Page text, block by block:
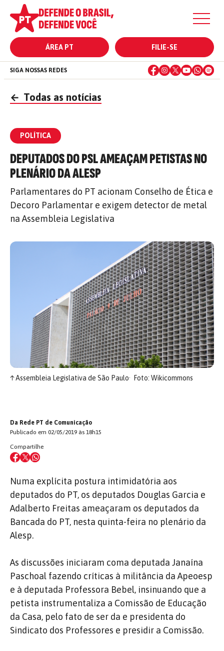
ÁREA PT FILIE-SE
SIGA NOSSAS REDES
← Todas as notícias
POLÍTICA
DEPUTADOS DO PSL AMEAÇAM PETISTAS NO
PLENÁRIO DA ALESP
Parlamentares do PT acionam Conselho de Ética e
Decoro Parlamentar e exigem detector de metal
na Assembleia Legislativa
↑Assembleia Legislativa de São Paulo Foto: Wikicommons
Da Rede PT de Comunicação
Publicado em 02/05/2019 às 18h15
Compartilhe
Numa explícita postura intimidatória aos
deputados do PT, os deputados Douglas Garcia e
Adalberto Freitas ameaçaram os deputados da
Bancada do PT, nesta quinta-feira no plenário da
Alesp.
As discussões iniciaram coma deputada Janaína
Paschoal fazendo críticas à militância da Apeoesp
e à deputada Professora Bebel, insinuando que a
petista instrumentaliza a Comissão de Educação
da Casa, pelo fato de ser da e presidenta do
Sindicato dos Professores e presidir a Comissão.